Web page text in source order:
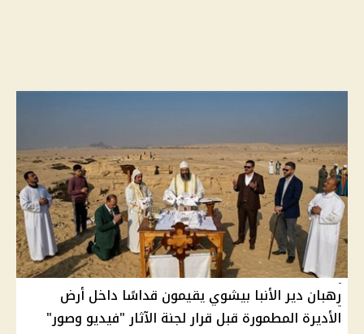
رهبان دير الأنبا بيشوي يقيمون قداسًا داخل أرض
الأديرة المطمورة قبل قرار لجنة الآثار "فيديو وصور"